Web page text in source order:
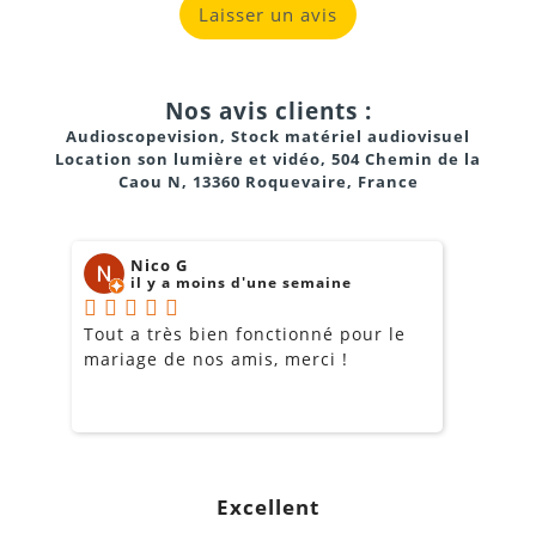
Laisser un avis
Nos avis clients :
Audioscopevision, Stock matériel audiovisuel
Location son lumière et vidéo, 504 Chemin de la
Caou N, 13360 Roquevaire, France
Nico G
il y a moins d'une semaine
Tout a très bien fonctionné pour le
mariage de nos amis, merci !
Excellent